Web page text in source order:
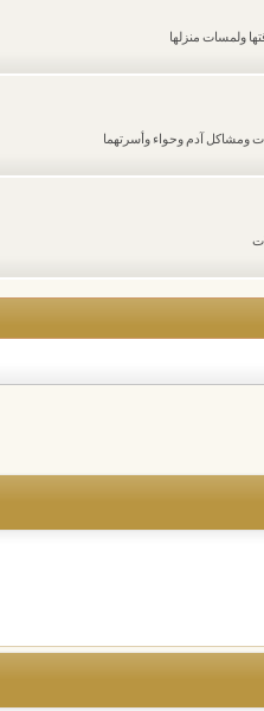
ولمسات منزلها
آدم وحواء وأسرتهما